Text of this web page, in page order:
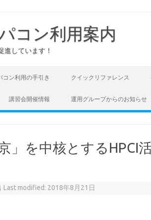
コン利用案内
進しています！
コン利用の手引き クイックリファレンス
講習会開催情報 運用グループからのお知らせ
京」を中核とする
Last modified: 2018年8月21日